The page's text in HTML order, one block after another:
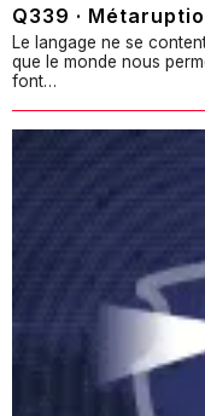
Q339 ·
Le langage ne se
que le monde nous
font…